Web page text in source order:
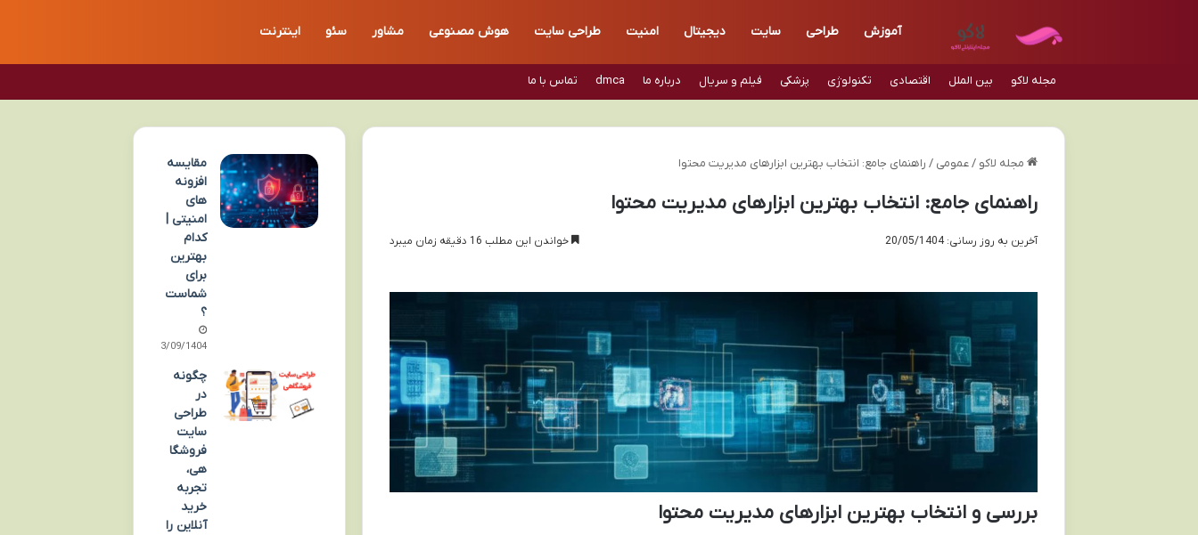
آموزش طراحی سایت دیجیتال امنیت طراحی سایت هوش مصنوعی مشاور سئو اینترنت
مجله لاکو بین الملل اقتصادی تکنولوژی پزشکی فیلم و سریال درباره ما dmca تماس با ما
مجله لاکو / عمومی / راهنمای جامع: انتخاب بهترین ابزارهای مدیریت محتوا
راهنمای جامع: انتخاب بهترین ابزارهای مدیریت محتوا
آخرین به روز رسانی: 20/05/1404 خواندن این مطلب 16 دقیقه زمان میبرد
بررسی و انتخاب بهترین ابزارهای مدیریت محتوا
مقایسه
افزونه
های
امنیتی |
کدام
بهترین
برای
شماست
؟
13/09/1404
چگونه
در
طراحی
سایت
فروشگا
هی،
تجربه
خرید
آنلاین را